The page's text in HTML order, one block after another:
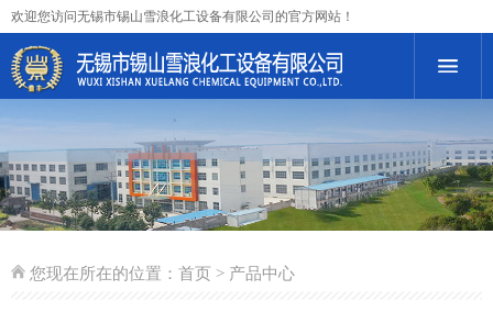
欢迎您访问无锡市锡山雪浪化工设备有限公司的官方网站！
您现在所在的位置： 首页 > 产品中心